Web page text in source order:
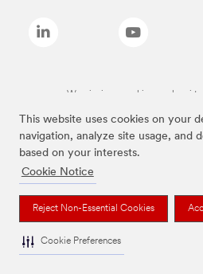
This website uses cookies on your
navigation, analyze site usage, and
based on your interests.
Cookie Notice
Reject Non-Essential Cookies
Cookie Preferences
Wymienione marki są znakami